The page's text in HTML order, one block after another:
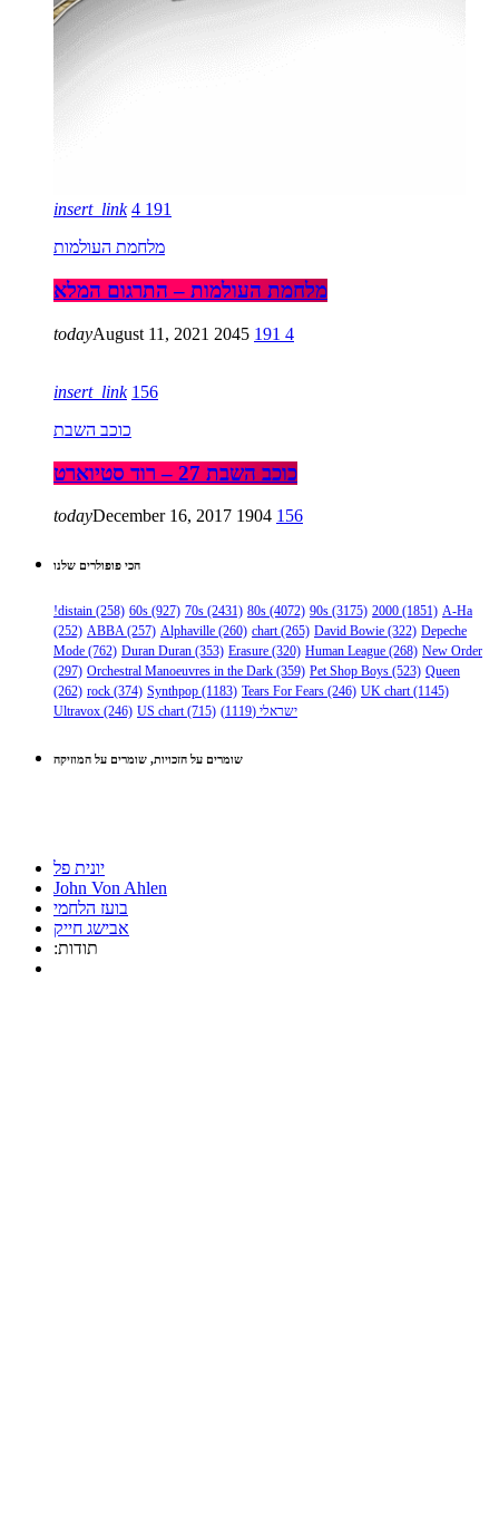
insert_link 4 191
מלחמת העולמות
מלחמת העולמות – התרגום המלא
todayAugust 11, 2021 2045 191 4
insert_link 156
כוכב השבת
כוכב השבת 27 – רוד סטיוארט
todayDecember 16, 2017 1904 156
הכי פופולרים שלנו
!distain (258) 60s (927) 70s (2431) 80s (4072) 90s (3175) 2000 (1851) A-Ha
(252) ABBA(257) Alphaville (260) chart(265) David Bowie (322) Depeche
Mode (762) Duran Duran (353) Erasure (320) Human League (268) New Order
(297) Orchestral Manoeuvres in the Dark (359) Pet Shop Boys (523) Queen
(262) rock (374) Synthpop (1183) Tears For Fears (246) UK chart(1145)
Ultravox (246) US chart(715) ישראלי (1119)
שומרים על הזכויות, שומרים על המוזיקה
יונית פל
John Von Ahlen
בועז הלחמי
אבישג חייק
:תודות